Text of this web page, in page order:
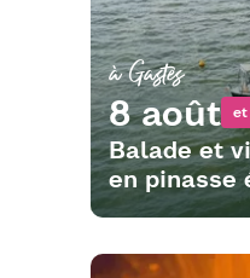
à Gastes
8 août et
Balade et
en pinasse